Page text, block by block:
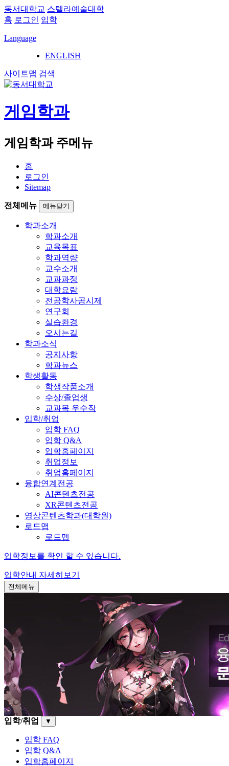
동서대학교 스텔라예술대학
홈 로그인 입학
Language
ENGLISH
사이트맵 검색
게임학과
게임학과 주메뉴
홈
로그인
Sitemap
전체메뉴 메뉴닫기
학과소개
학과소개
교육목표
학과역량
교수소개
교과과정
대학요람
전공학사공시제
연구회
실습환경
오시는길
학과소식
공지사항
학과뉴스
학생활동
학생작품소개
수상/졸업생
교과목 우수작
입학/취업
입학 FAQ
입학 Q&A
입학홈페이지
취업정보
취업홈페이지
융합연계전공
AI콘텐츠전공
XR콘텐츠전공
영상콘텐츠학과(대학원)
로드맵
로드맵
입학정보를 확인 할 수 있습니다.
입학안내 자세히보기
전체메뉴
입학/취업 ▼
입학 FAQ
입학 Q&A
입학홈페이지